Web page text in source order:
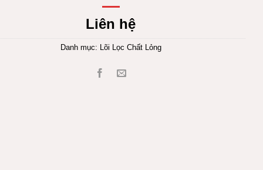
Liên hệ
Danh mục: Lõi Lọc Chất Lỏng